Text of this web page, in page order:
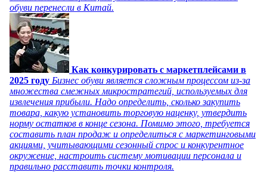
обуви перенесли в Китай.
Как конкурировать с маркетплейсами в
2025 году Бизнес обуви является сложным процессом из-за
множества смежных микростратегий, используемых для
извлечения прибыли. Надо определить, сколько закупить
товара, какую установить торговую наценку, утвердить
норму остатков в конце сезона. Помимо этого, требуется
составить план продаж и определиться с маркетинговыми
акциями, учитывающими сезонный спрос и конкурентное
окружение, настроить систему мотивации персонала и
правильно расставить точки контроля.